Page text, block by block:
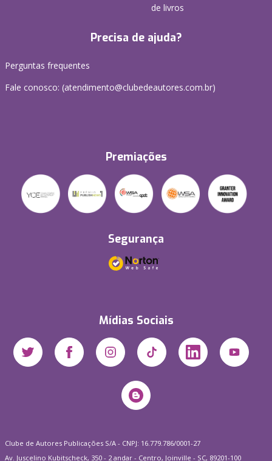
de livros
Precisa de ajuda?
Perguntas frequentes
Fale conosco: (atendimento@clubedeautores.com.br)
Premiações
Segurança
Mídias Sociais
Clube de Autores Publicações S/A - CNPJ: 16.779.786/0001-27
Av. Juscelino Kubitscheck, 350 - 2 andar - Centro, Joinville - SC, 89201-100